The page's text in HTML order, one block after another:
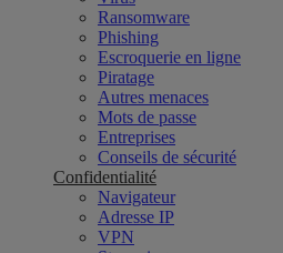
Ransomware
Phishing
Escroquerie en ligne
Piratage
Autres menaces
Mots de passe
Entreprises
Conseils de sécurité
Confidentialité
Navigateur
Adresse IP
VPN